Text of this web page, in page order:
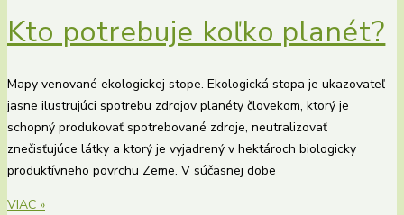
Kto potrebuje koľko planét?
Mapy venované ekologickej stope. Ekologická stopa je ukazovateľ
jasne ilustrujúci spotrebu zdrojov planéty človekom, ktorý je
schopný produkovať spotrebované zdroje, neutralizovať
znečisťujúce látky a ktorý je vyjadrený v hektároch biologicky
produktívneho povrchu Zeme. V súčasnej dobe
VIAC »